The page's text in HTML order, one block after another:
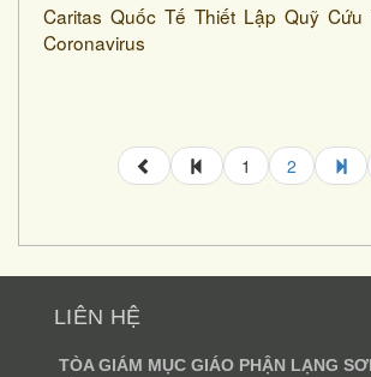
Caritas Quốc Tế Thiết Lập Quỹ Cứu
Coronavirus
1 2
LIÊN HỆ
TÒA GIÁM MỤC GIÁO PHẬN LẠNG